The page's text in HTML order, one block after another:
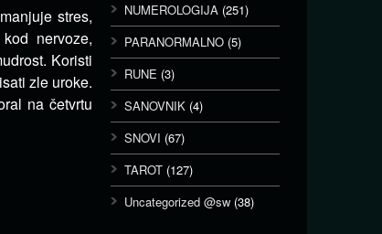
stres,
nervoze,
Koristi
zle uroke.
na četvrtu
NUMEROLOGIJA (251)
PARANORMALNO (5)
RUNE (3)
SANOVNIK (4)
SNOVI (67)
TAROT (127)
Uncategorized @sw (38)